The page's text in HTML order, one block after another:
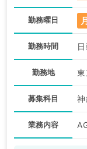
勤務曜日
勤務時間
勤務地
募集科目
業務内容